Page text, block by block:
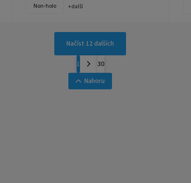
Non-holo + další
Načíst 12 dalších
1
30
Nahoru